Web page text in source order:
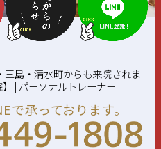
三島・清水町からも来院されま
| パーソナルトレーナー
で承っております。